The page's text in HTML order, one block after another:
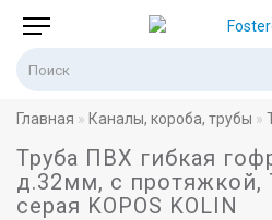
Главная Каналы, короба, трубы
Труба ПВХ гибкая
д.32мм, с протяжкой,
серая KOPOS KOLIN